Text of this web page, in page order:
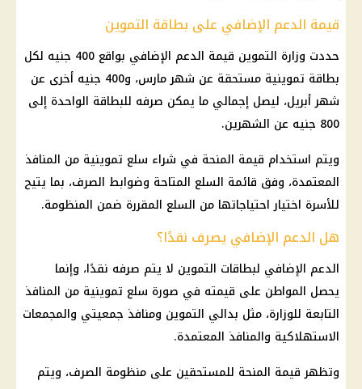
قيمة الدعم الإضافي على بطاقة التموين
حددت وزارة التموين قيمة الدعم الإضافي بواقع 400 جنيه لكل
بطاقة تموينية مستحقة عن شهر مارس، و400 جنيه أخرى عن
شهر أبريل، ليصل إجمالي ما يمكن صرفه للبطاقة الواحدة إلى
800 جنيه عن الشهرين.
ويتم استخدام قيمة المنحة في شراء سلع تموينية من المنافذ
المعتمدة، وفق قائمة السلع المتاحة وضوابط الصرف، بما يتيح
للأسرة اختيار احتياجاتها من السلع المقررة ضمن المنظومة.
هل الدعم الإضافي يصرف نقدًا؟
الدعم الإضافي لبطاقات التموين لا يتم صرفه نقدًا، وإنما
يحصل المواطن على قيمته في صورة سلع تموينية من المنافذ
التابعة للوزارة، مثل بدالي التموين ومنافذ جمعيتي والمجمعات
الاستهلاكية والمنافذ المعتمدة.
وتظهر قيمة المنحة للمستحقين على منظومة الصرف، ويتم